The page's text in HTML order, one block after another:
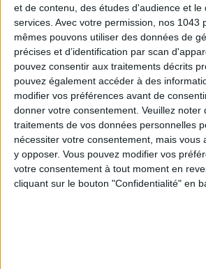
et de contenu, des études d'audience et le
services. Avec votre permission, nos 1043
mêmes pouvons utiliser des données de
précises et d’identification par scan
pouvez consentir aux traitements décrits
pouvez également accéder à des
modifier vos préférences avant de
donner votre consentement. Veuillez noter
traitements de vos données personnelles
nécessiter votre consentement, mais vous
y opposer. Vous pouvez modifier vos
votre consentement à tout moment en
cliquant sur le bouton "Confidentialité" en
LES MEILLEURS HÔTELS POUR UN WEEK-END